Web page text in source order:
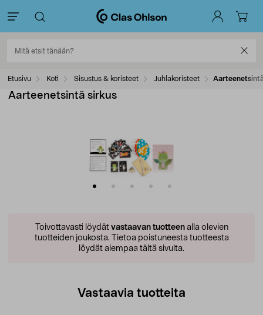
Etusivu Koti Sisustus & koristeet Juhlakoristeet
Aarteenetsintä sirkus
Toivottavasti löydät vastaavan tuotteenalla olevien
tuotteiden joukosta. Tietoa poistuneesta tuotteesta
löydät alempaa tältä sivulta.
Vastaavia tuotteita